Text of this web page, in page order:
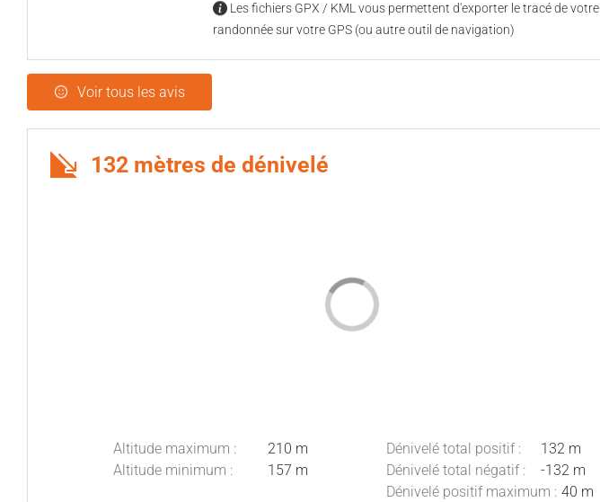
Les fichiers GPX / KML vous permettent d'exporter le tracé de votre
randonnée sur votre GPS (ou autre outil de navigation)
Voir tous les avis
132 mètres de dénivelé
Altitude maximum :
210 m
Altitude minimum :
157 m
Dénivelé total positif :
132 m
Dénivelé total négatif :
-132 m
Dénivelé positif maximum : 40 m